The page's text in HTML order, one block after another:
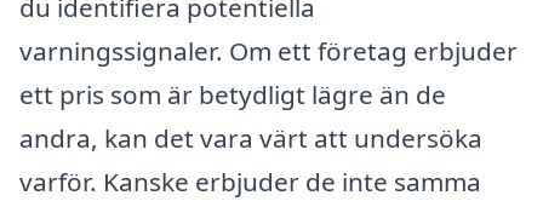
du identifiera potentiella
varningssignaler. Om ett företag erbjuder
ett pris som är betydligt lägre än de
andra, kan det vara värt att undersöka
varför. Kanske erbjuder de inte samma